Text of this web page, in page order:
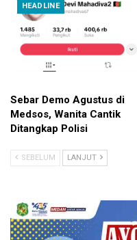
HEADLINE
Sebar Demo Agustus di
Medsos, Wanita Cantik
Ditangkap Polisi
SEBELUM LANJUT